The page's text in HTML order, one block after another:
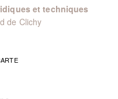
et techniques
de Clichy